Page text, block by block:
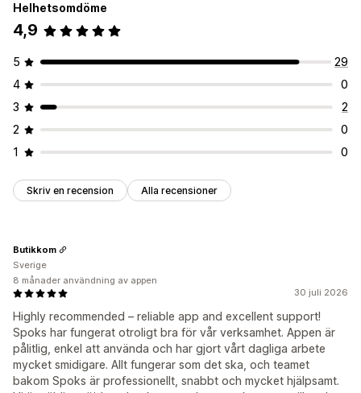
Helhetsomdöme
4,9
5
29
4
0
3
2
2
0
1
0
Skriv en recension Alla recensioner
30 juli 2026
Highly recommended – reliable app and excellent support!
Spoks har fungerat otroligt bra för vår verksamhet. Appen är
pålitlig, enkel att använda och har gjort vårt dagliga arbete
mycket smidigare. Allt fungerar som det ska, och teamet
bakom Spoks är professionellt, snabbt och mycket hjälpsamt.
Butikkom
Sverige
8 månader användning av appen